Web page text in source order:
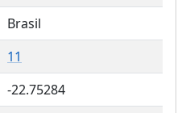
Brasil
11
-22.75284